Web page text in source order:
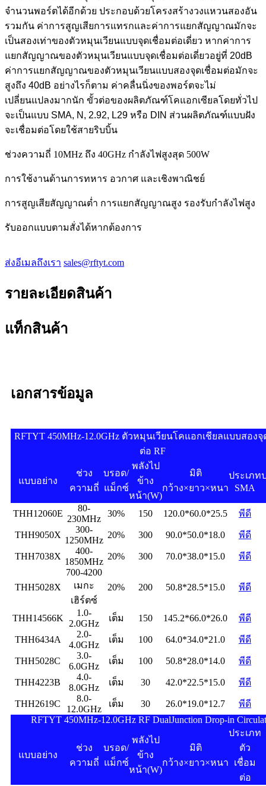
จำนวนพอร์ตได้อีกด้วย ประกอบด้วยโครงสร้างวงแหวนสองอัน
รวมกัน ค่าการสูญเสียการแทรกและค่าการแยกสัญญาณมักจะ
เป็นสองเท่าของตัวหมุนเวียนแบบจุดเชื่อมต่อเดี่ยว หากค่าการ
แยกสัญญาณของตัวหมุนเวียนแบบจุดเชื่อมต่อเดี่ยวอยู่ที่ 20dB
ค่าการแยกสัญญาณของตัวหมุนเวียนแบบสองจุดเชื่อมต่อมักจะ
สูงถึง 40dB อย่างไรก็ตาม ค่าคลื่นนิ่งของพอร์ตจะไม่
เปลี่ยนแปลงมากนัก ขั้วต่อของผลิตภัณฑ์โคแอกเซียลโดยทั่วไป
จะเป็นแบบ SMA, N, 2.92, L29 หรือ DIN ส่วนผลิตภัณฑ์แบบฝัง
จะเชื่อมต่อโดยใช้สายริบบิ้น
ช่วงความถี่ 10MHz ถึง 40GHz กำลังไฟสูงสุด 500W
การใช้งานด้านการทหาร อวกาศ และเชิงพาณิชย์
การสูญเสียสัญญาณต่ำ การแยกสัญญาณสูง รองรับกำลังไฟสูง
รับออกแบบตามสั่งได้หากต้องการ
ส่งอีเมลถึงเรา sales@rftyt.com
รายละเอียดสินค้า
แท็กสินค้า
เอกสารข้อมูล
RFTYT 450MHz-12.0GHz ตัวหมุนเวียนโคแอกเชียลแบบสองจุ
ต่อ RF
แบบอย่าง
ช่วง
ความถี่
บรอด/
แม็กซ์
พลังไป
ข้าง
หน้า(W)
มิติ
กว้าง×ยาว×หนา
ประเภท
SMA
THH12060E
80-
230MHz
30% 150 120.0*60.0*25.5 พีดี
THH9050X
300-
1250MHz
20% 300 90.0*50.0*18.0 พีดี
THH7038X
400-
1850MHz
20% 300 70.0*38.0*15.0 พีดี
THH5028X
700-4200
เมกะ
เฮิร์ตซ์
20% 200 50.8*28.5*15.0 พีดี
THH14566K
1.0-
2.0GHz
เต็ม 150 145.2*66.0*26.0 พีดี
THH6434A
2.0-
4.0GHz
เต็ม 100 64.0*34.0*21.0 พีดี
THH5028C
3.0-
6.0GHz
เต็ม 100 50.8*28.0*14.0 พีดี
THH4223B
4.0-
8.0GHz
เต็ม 30 42.0*22.5*15.0 พีดี
THH2619C
8.0-
12.0GHz
เต็ม 30 26.0*19.0*12.7
พีดี
RFTYT 450MHz-12.0GHz RF DualJunction Drop-in
แบบอย่าง
ช่วง
ความถี่
บรอด/
แม็กซ์
พลังไป
ข้าง
หน้า(W)
มิติ
กว้าง×ยาว×หนา
ประเภท
ตัว
เชื่อม
ต่อ